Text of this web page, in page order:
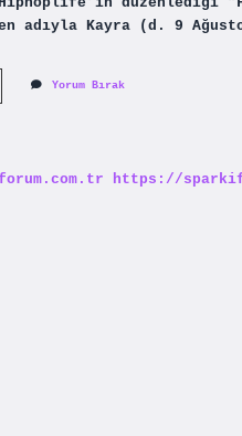
adıyla Kayra (d. 9
Yorum Bırak
https://